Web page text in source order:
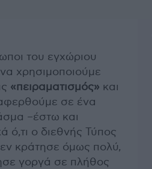
του εγχώριου
χρησιμοποιούμε
«πειραματισμός» και
σε ένα
–έστω και
ό,τι ο διεθνής Τύπος
κράτησε όμως πολύ,
γοργά σε πλήθος